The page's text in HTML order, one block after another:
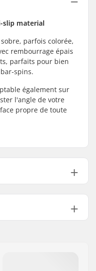
slip material
parfois colorée,
rembourrage épais
parfaits pour bien
spins.
également sur
l'angle de votre
propre de toute
Dérapant